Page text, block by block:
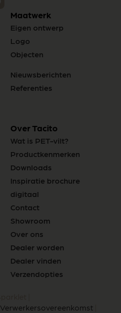
Maatwerk
Eigen ontwerp
Logo
Objecten
Nieuwsberichten
Referenties
Over Tacito
Wat is PET-vilt?
Productkenmerken
Downloads
Inspiratie brochure
digitaal
Contact
Showroom
Over ons
Dealer worden
Dealer vinden
Verzendopties
Verwerkersovereenkomst